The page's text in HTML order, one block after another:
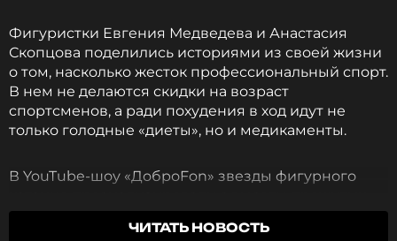
Фигуристки Евгения Медведева и Анастасия
Скопцова поделились историями из своей жизни
о том, насколько жесток профессиональный спорт.
В нем не делаются скидки на возраст
спортсменов, а ради похудения в ход идут не
только голодные «диеты», но и медикаменты.
В YouTube-шоу «ДоброFon» звезды фигурного
лет, какой ущерб здоровью с попустительства
тренеров наносили своему здоровью.
ЧИТАТЬ НОВОСТЬ